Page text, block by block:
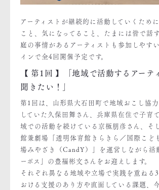
アーティストが継続的に活動していくため
こと、気になってること、たまには皆で話
庭の事情があるアーティストも参加しやす
インで全4回開催予定です。
【 第1回 】「地域で活動するアーテ
聞きたい！」
第1回は、山形県大石田町で地域おこし協
していた久保田舞さん、兵庫県在住で子育
域での活動を続けている京極朋彦さん、そ
館兼劇場「透明体育館きらきら／国際こど
場みやざき（CandY）」を運営しながら活
ーポス」の豊福彬文さんをお迎えします。
それぞれ異なる地域や立場で実践を重ねる
おける支援のあり方や直面している課題、